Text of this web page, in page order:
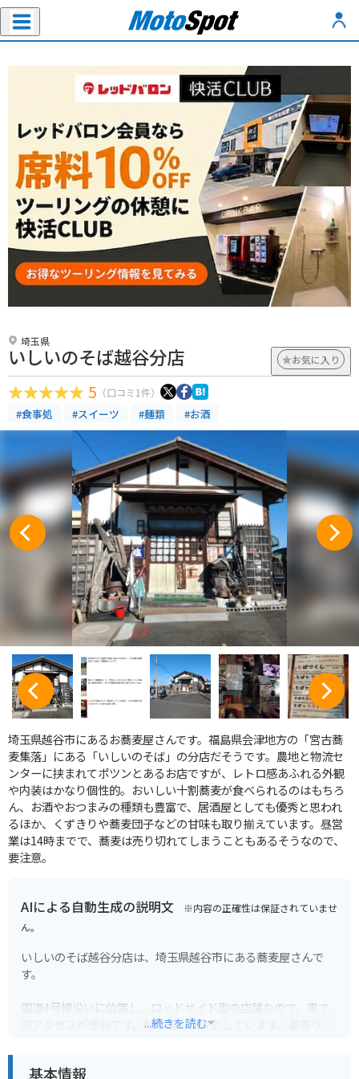
埼玉県
いしいのそば越谷分店 お気に入り
5 （口コミ1件）
#食事処 #スイーツ #麺類 #お酒
埼玉県越谷市にあるお蕎麦屋さんです。福島県会津地方の「宮古蕎
麦集落」にある「いしいのそば」の分店だそうです。農地と物流セ
ンターに挟まれてポツンとあるお店ですが、レトロ感あふれる外観
や内装はかなり個性的。おいしい十割蕎麦が食べられるのはもちろ
ん、お酒やおつまみの種類も豊富で、居酒屋としても優秀と思われ
るほか、くずきりや蕎麦団子などの甘味も取り揃えています。昼営
業は14時までで、蕎麦は売り切れてしまうこともあるそうなので、
要注意。
AIによる自動生成の説明文 ※内容の正確性は保証されていませ
ん。
いしいのそば越谷分店は、埼玉県越谷市にある蕎麦屋さんで
す。
国道4号線沿いに位置し、ロードサイド型の店舗なので、車で
のアクセスが便利です。駐車場も広々としています。最寄りの
やすく、ツーリングの休憩にも立ち寄りやすいでしょう。
...続きを読む
基本情報